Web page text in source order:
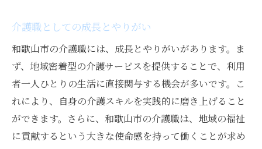
介護職としての成長とやりがい
和歌山市の介護職には、成長とやりがいがあります。ま
ず、地域密着型の介護サービスを提供することで、利用
者一人ひとりの生活に直接関与する機会が多いです。こ
れにより、自身の介護スキルを実践的に磨き上げること
ができます。さらに、和歌山市の介護職は、地域の福祉
に貢献するという大きな使命感を持って働くことが求め